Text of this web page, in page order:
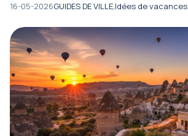
16-05-2026GUIDES DE VILLE,Idées de vacances